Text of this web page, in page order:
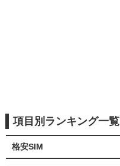
項目別ランキング一覧
格安SIM